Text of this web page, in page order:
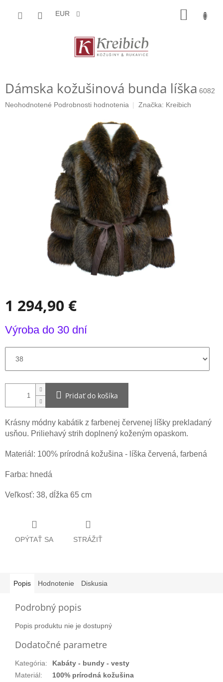
EUR
Dámska kožušinová bunda líška 6082
Priemerné
Neohodnotené Podrobnosti hodnotenia Značka: Kreibich
1 294,90 €
cena:
Výroba do 30 dní
Pridať do košíka
Krásny módny kabátik z farbenej červenej líšky prekladaný
usňou. Priliehavý strih doplnený koženým opaskom.
Materiál: 100% prírodná kožušina - líška červená, farbená
Farba: hnedá
Veľkosť: 38, dĺžka 65 cm
OPÝTAŤ SA STRÁŽIŤ
Popis Hodnotenie Diskusia
Podrobný popis
Popis produktu nie je dostupný
Dodatočné parametre
Kategória:
Kabáty - bundy - vesty
Materiál:
100% prírodná kožušina